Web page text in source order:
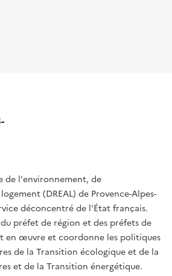
de l'environnement, de
(DREAL) de Provence-Alpes-
déconcentré de l'État français.
préfet de région et des préfets de
en œuvre et coordonne les politiques
de la Transition écologique et de la
et de la Transition énergétique.